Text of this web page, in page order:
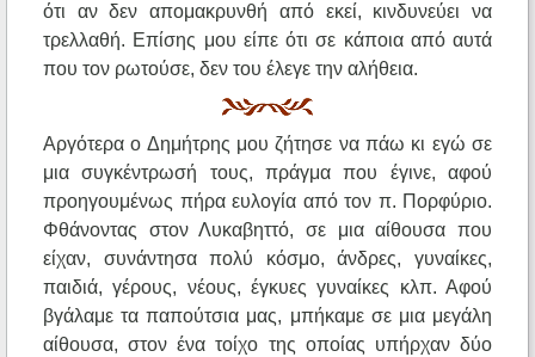
ότι αν δεν απομακρυνθή από εκεί, κινδυνεύει να
τρελλαθή. Επίσης μου είπε ότι σε κάποια από αυτά
που τον ρωτούσε, δεν του έλεγε την αλήθεια.
Αργότερα ο Δημήτρης μου ζήτησε να πάω κι εγώ σε
μια συγκέντρωσή τους, πράγμα που έγινε, αφού
προηγουμένως πήρα ευλογία από τον π. Πορφύριο.
Φθάνοντας στον Λυκαβηττό, σε μια αίθουσα που
είχαν, συνάντησα πολύ κόσμο, άνδρες, γυναίκες,
παιδιά, γέρους, νέους, έγκυες γυναίκες κλπ. Αφού
βγάλαμε τα παπούτσια μας, μπήκαμε σε μια μεγάλη
αίθουσα, στον ένα τοίχο της οποίας υπήρχαν δύο